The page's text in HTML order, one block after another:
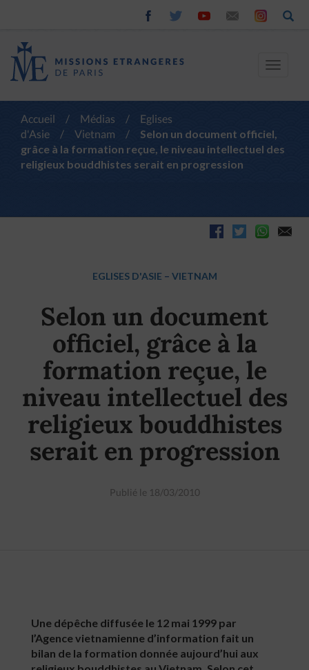
Toggle
Accueil / Médias /
Eglises
d'Asie
/ Vietnam /
Selon un document officiel,
grâce à la formation reçue, le niveau intellectuel des
religieux bouddhistes serait en progression
EGLISES D'ASIE – VIETNAM
Selon un document
officiel, grâce à la
formation reçue, le
niveau intellectuel des
religieux bouddhistes
serait en progression
Publié le 18/03/2010
Une dépêche diffusée le 12 mai 1999 par
l’Agence vietnamienne d’information fait un
bilan de la formation donnée aujourd’hui aux